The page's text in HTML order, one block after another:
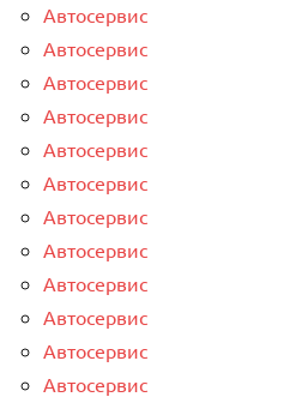
Автосервис
Автосервис
Автосервис
Автосервис
Автосервис
Автосервис
Автосервис
Автосервис
Автосервис
Автосервис
Автосервис
Автосервис